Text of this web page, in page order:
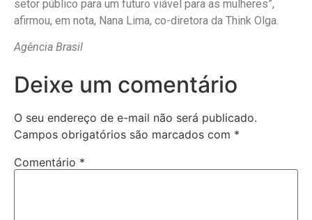
setor público para um futuro viável para as mulheres”,
afirmou, em nota, Nana Lima, co-diretora da Think Olga.
Agência Brasil
Deixe um comentário
O seu endereço de e-mail não será publicado.
Campos obrigatórios são marcados com *
Comentário *